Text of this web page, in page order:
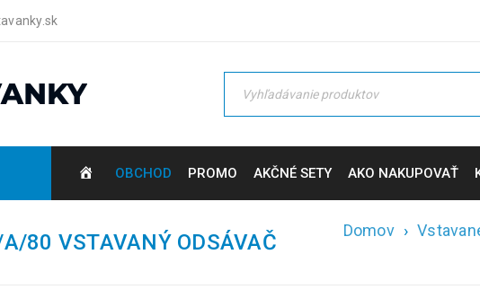
OBCHOD PROMO AKČNÉ SETY AKO NAKUPOVAŤ
80 VSTAVANÝ ODSÁVAČ Domov ›